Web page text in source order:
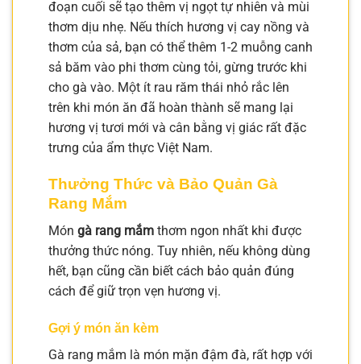
đoạn cuối sẽ tạo thêm vị ngọt tự nhiên và mùi
thơm dịu nhẹ. Nếu thích hương vị cay nồng và
thơm của sả, bạn có thể thêm 1-2 muỗng canh
sả băm vào phi thơm cùng tỏi, gừng trước khi
cho gà vào. Một ít rau răm thái nhỏ rắc lên
trên khi món ăn đã hoàn thành sẽ mang lại
hương vị tươi mới và cân bằng vị giác rất đặc
trưng của ẩm thực Việt Nam.
Thưởng Thức và Bảo Quản Gà
Rang Mắm
Món gà rang mắm thơm ngon nhất khi được
thưởng thức nóng. Tuy nhiên, nếu không dùng
hết, bạn cũng cần biết cách bảo quản đúng
cách để giữ trọn vẹn hương vị.
Gợi ý món ăn kèm
Gà rang mắm là món mặn đậm đà, rất hợp với